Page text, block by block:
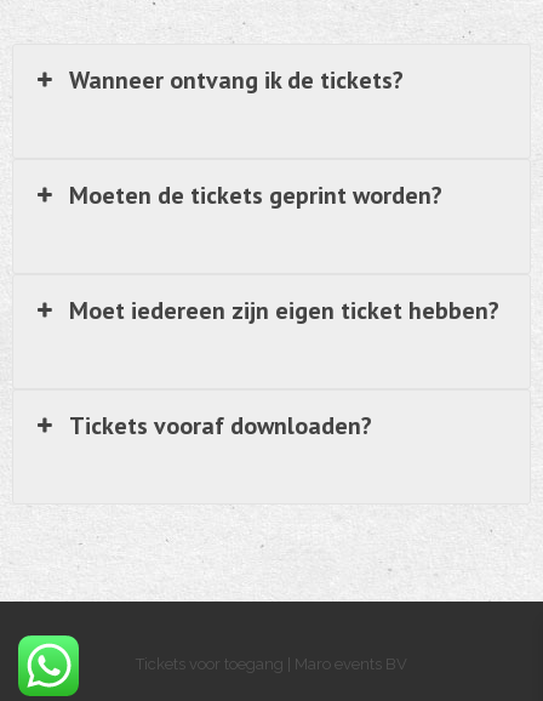
Wanneer ontvang ik de tickets?
Moeten de tickets geprint worden?
Moet iedereen zijn eigen ticket hebben?
Tickets vooraf downloaden?
Tickets voor toegang | Maro events BV